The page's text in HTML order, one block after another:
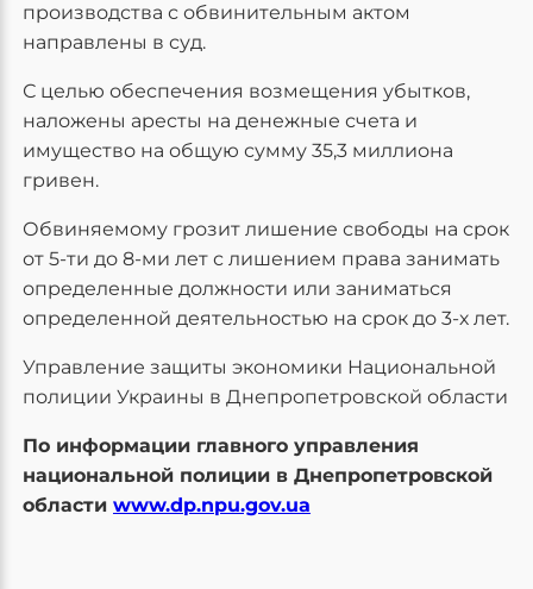
производства с обвинительным актом
направлены в суд.
С целью обеспечения возмещения убытков,
наложены аресты на денежные счета и
имущество на общую сумму 35,3 миллиона
гривен.
Обвиняемому грозит лишение свободы на срок
от 5-ти до 8-ми лет с лишением права занимать
определенные должности или заниматься
определенной деятельностью на срок до 3-х лет.
Управление защиты экономики Национальной
полиции Украины в Днепропетровской области
По информации главного управления
национальной полиции в Днепропетровской
области www.dp.npu.gov.ua